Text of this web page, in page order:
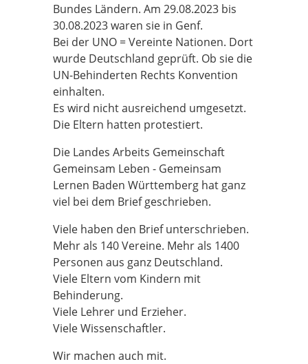
Bundes Ländern. Am 29.08.2023 bis
30.08.2023 waren sie in Genf.
Bei der UNO = Vereinte Nationen. Dort
wurde Deutschland geprüft. Ob sie die
UN-Behinderten Rechts Konvention
einhalten.
Es wird nicht ausreichend umgesetzt.
Die Eltern hatten protestiert.
Die Landes Arbeits Gemeinschaft
Gemeinsam Leben - Gemeinsam
Lernen Baden Württemberg hat ganz
viel bei dem Brief geschrieben.
Viele haben den Brief unterschrieben.
Mehr als 140 Vereine. Mehr als 1400
Personen aus ganz Deutschland.
Viele Eltern vom Kindern mit
Behinderung.
Viele Lehrer und Erzieher.
Viele Wissenschaftler.
Wir machen auch mit.